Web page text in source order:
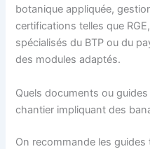
botanique appliquée,
certifications telles que
spécialisés du BTP ou du
des modules adaptés.
Quels documents ou
chantier impliquant des
On recommande les guides